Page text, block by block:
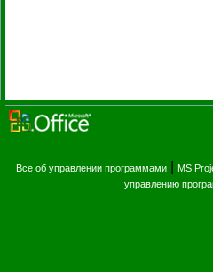
Все об управлении программами MS
управлению